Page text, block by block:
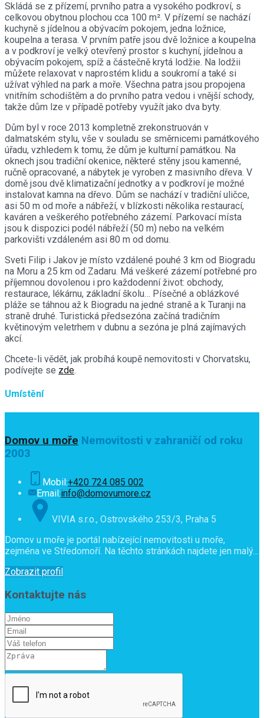
Skládá se z přízemí, prvního patra a vysokého podkroví, s
celkovou obytnou plochou cca 100 m². V přízemí se nachází
kuchyně s jídelnou a obývacím pokojem, jedna ložnice,
koupelna a terasa. V prvním patře jsou dvě ložnice a koupelna
a v podkroví je velký otevřený prostor s kuchyní, jídelnou a
obývacím pokojem, spíž a částečně krytá lodžie. Na lodžii
můžete relaxovat v naprostém klidu a soukromí a také si
užívat výhled na park a moře. Všechna patra jsou propojena
vnitřním schodištěm a do prvního patra vedou i vnější schody,
takže dům lze v případě potřeby využít jako dva byty.
Dům byl v roce 2013 kompletně zrekonstruován v
dalmatském stylu, vše v souladu se směrnicemi památkového
úřadu, vzhledem k tomu, že dům je kulturní památkou. Na
oknech jsou tradiční okenice, některé stěny jsou kamenné,
ručně opracované, a nábytek je vyroben z masivního dřeva. V
domě jsou dvě klimatizační jednotky a v podkroví je možné
instalovat kamna na dřevo. Dům se nachází v tradiční uličce,
asi 50 m od moře a nábřeží, v blízkosti několika restaurací,
kaváren a veškerého potřebného zázemí. Parkovací místa
jsou k dispozici podél nábřeží (50 m) nebo na velkém
parkovišti vzdáleném asi 80 m od domu.
Sveti Filip i Jakov je místo vzdálené pouhé 3 km od Biogradu
na Moru a 25 km od Zadaru. Má veškeré zázemí potřebné pro
příjemnou dovolenou i pro každodenní život: obchody,
restaurace, lékárnu, základní školu… Písečné a oblázkové
pláže se táhnou až k Biogradu na jedné straně a k Turanji na
straně druhé. Turistická předsezóna začíná tradičním
květinovým veletrhem v dubnu a sezóna je plná zajímavých
akcí.
Chcete-li vědět, jak probíhá koupě nemovitosti v Chorvatsku,
podívejte se zde.
Umístění
Domov u moře Nemovitosti v zahraničí od roku
2003
Mobil:+420 724 085 002
Email:info@domovumore.cz
VIVIA s.r.o., Ostrovského 253/3, Praha 5
Domov u moře je portál nabízející nemovitosti u moře,
zejména ve Středomoří. Na těchto stránkách najdete jen malý…
Zobrazit profil
Kontaktujte nás